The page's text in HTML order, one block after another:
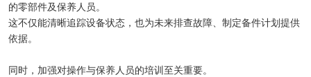
的零部件及保养人员。
这不仅能清晰追踪设备状态，也为未来排查故障、制定备件计划提供
依据。
同时，加强对操作与保养人员的培训至关重要。